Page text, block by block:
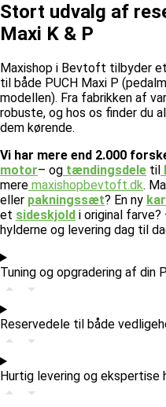
Stort udvalg af
Maxi K & P
Maxishop i Bevtoft tilbyder
til både PUCH Maxi P
modellen). Fra fabrikken af
robuste, og hos os finder du
dem kørende.
Vi har mere end 2.000
motor– og tændingsdele til
mere maxishopbevtoft.dk.
eller pakningssæt? En ny
et sideskjold i original farve?
hylderne og levering dag til
Tuning og opgradering af din
Reservedele til både
Hurtig levering og